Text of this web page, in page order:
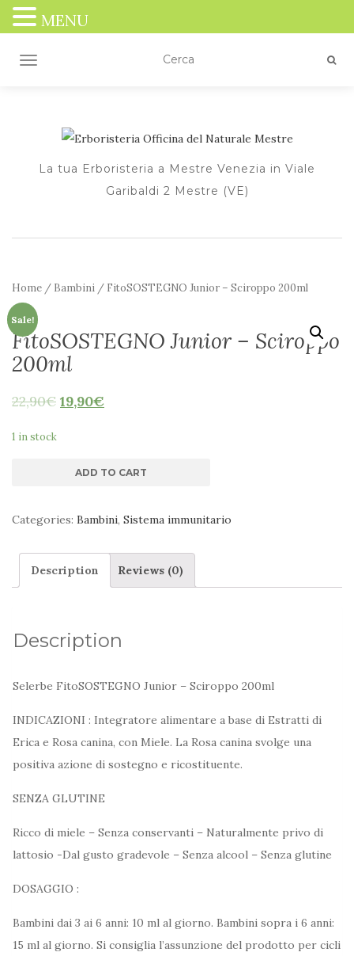
TOGGLE NAVIGATION
La tua Erboristeria a Mestre Venezia in Viale
Garibaldi 2 Mestre (VE)
Home / Bambini / FitoSOSTEGNO Junior – Sciroppo 200ml
Sale!
FitoSOSTEGNO Junior – Sciroppo
200ml
22,90€ 19,90€
1 in stock
ADD TO CART
Categories: Bambini, Sistema immunitario
Description Reviews (0)
Description
Selerbe FitoSOSTEGNO Junior – Sciroppo 200ml
INDICAZIONI : Integratore alimentare a base di Estratti di
Erica e Rosa canina, con Miele. La Rosa canina svolge una
positiva azione di sostegno e ricostituente.
SENZA GLUTINE
Ricco di miele – Senza conservanti – Naturalmente privo di
lattosio -Dal gusto gradevole – Senza alcool – Senza glutine
DOSAGGIO :
Bambini dai 3 ai 6 anni: 10 ml al giorno. Bambini sopra i 6 anni:
15 ml al giorno. Si consiglia l’assunzione del prodotto per cicli
MENU